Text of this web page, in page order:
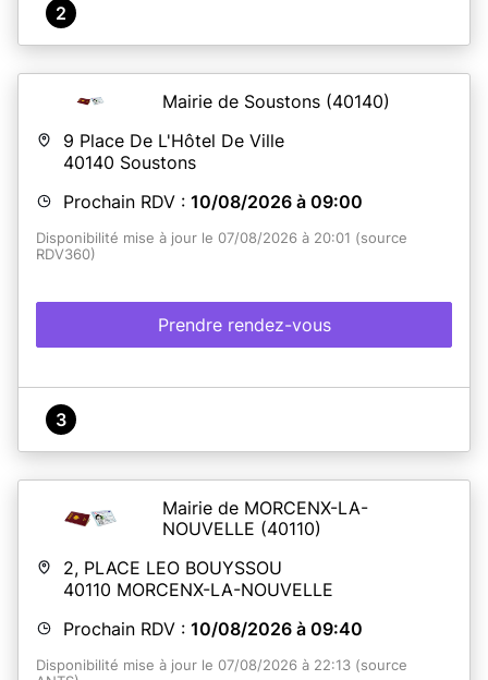
2
Mairie de Soustons (40140)
9 Place De L'Hôtel De Ville
40140 Soustons
Prochain RDV : 10/08/2026 à 09:00
Disponibilité mise à jour le 07/08/2026 à 20:01 (source
RDV360)
Prendre rendez-vous
3
Mairie de MORCENX-LA-
NOUVELLE (40110)
2, PLACE LEO BOUYSSOU
40110 MORCENX-LA-NOUVELLE
Prochain RDV : 10/08/2026 à 09:40
Disponibilité mise à jour le 07/08/2026 à 22:13 (source